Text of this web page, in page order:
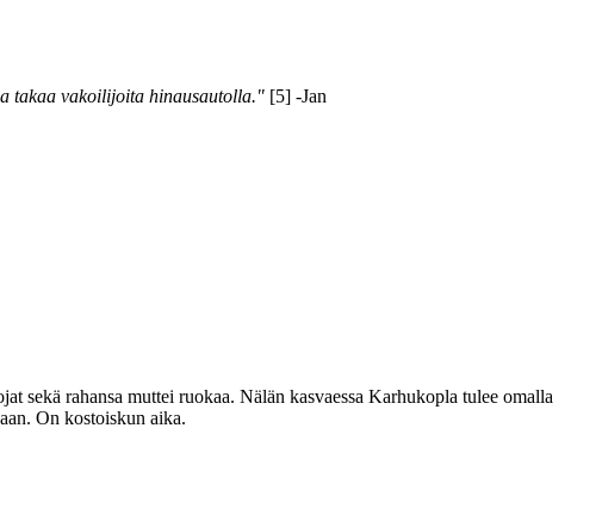
takaa vakoilijoita hinausautolla." [5] -Jan
sekä rahansa muttei ruokaa. Nälän kasvaessa Karhukopla tulee omalla
On kostoiskun aika.